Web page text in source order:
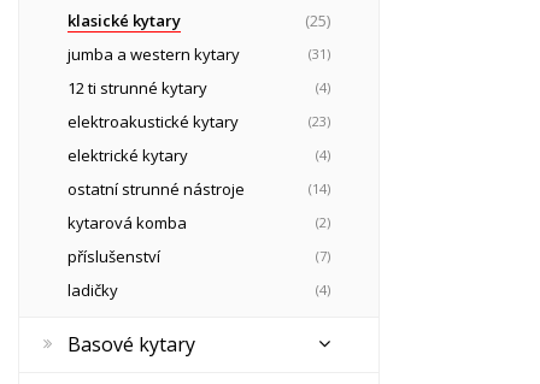
klasické kytary
(25)
jumba a western kytary
(31)
12 ti strunné kytary (4)
elektroakustické kytary (23)
elektrické kytary (4)
ostatní strunné nástroje (14)
kytarová komba (2)
příslušenství (7)
ladičky (4)
Basové kytary